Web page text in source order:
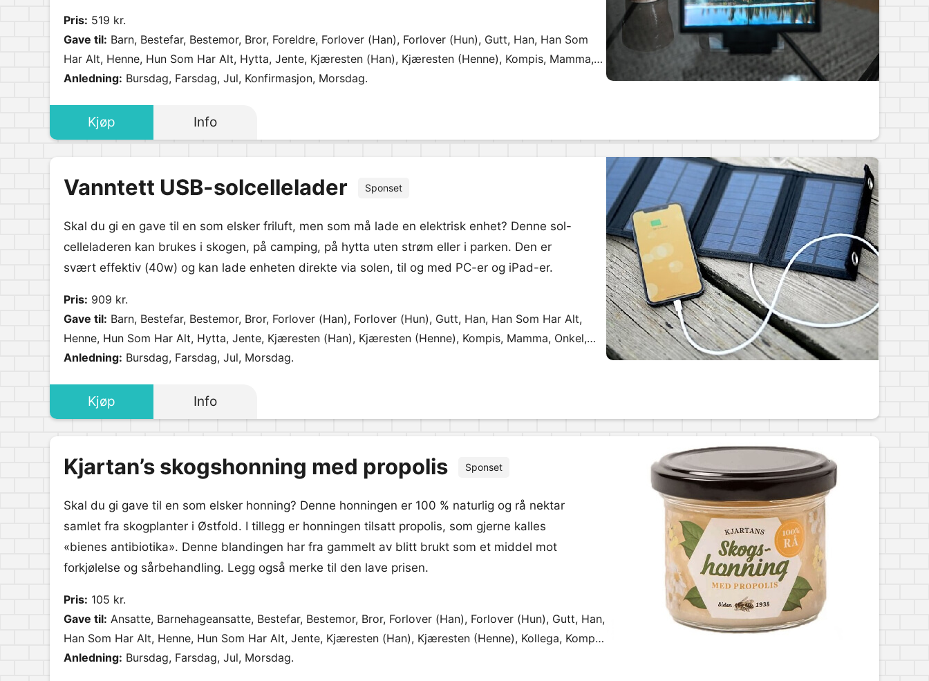
Pris: 519 kr.
Gave til: Barn, Bestefar, Bestemor, Bror, Foreldre, Forlover (Han), Forlover (Hun), Gutt, Han, Han Som
Har Alt, Henne, Hun Som Har Alt, Hytta, Jente, Kjæresten (Han), Kjæresten (Henne), Kompis, Mamma,
Onkel, Pappa, Student, Svigerfar, Svigermor, Søster, Tante, Venninne.
Anledning: Bursdag, Farsdag, Jul, Konfirmasjon, Morsdag.
Info
Kjøp
Vanntett USB-solcellelader Sponset
Skal du gi en gave til en som elsker friluft, men som må lade en elektrisk enhet? Denne sol-
celleladeren kan brukes i skogen, på camping, på hytta uten strøm eller i parken. Den er
svært effektiv (40w) og kan lade enheten direkte via solen, til og med PC-er og iPad-er.
Pris: 909 kr.
Gave til: Barn, Bestefar, Bestemor, Bror, Forlover (Han), Forlover (Hun), Gutt, Han, Han Som Har Alt,
Henne, Hun Som Har Alt, Hytta, Jente, Kjæresten (Han), Kjæresten (Henne), Kompis, Mamma, Onkel,
Pappa, Svigerfar, Svigermor, Søster, Tante, Turglad, Venninne.
Anledning: Bursdag, Farsdag, Jul, Morsdag.
Info
Kjøp
Kjartan’s skogshonning med propolis Sponset
Skal du gi gave til en som elsker honning? Denne honningen er 100 % naturlig og rå nektar
samlet fra skogplanter i Østfold. I tillegg er honningen tilsatt propolis, som gjerne kalles
«bienes antibiotika». Denne blandingen har fra gammelt av blitt brukt som et middel mot
forkjølelse og sårbehandling. Legg også merke til den lave prisen.
Pris: 105 kr.
Gave til: Ansatte, Barnehageansatte, Bestefar, Bestemor, Bror, Forlover (Han), Forlover (Hun), Gutt, Han,
Han Som Har Alt, Henne, Hun Som Har Alt, Jente, Kjæresten (Han), Kjæresten (Henne), Kollega, Kompis,
Lærer, Mamma, Onkel, Pappa, Student, Svigerfar, Svigermor, Søster, Tante, Venninne.
Anledning: Bursdag, Farsdag, Jul, Morsdag.